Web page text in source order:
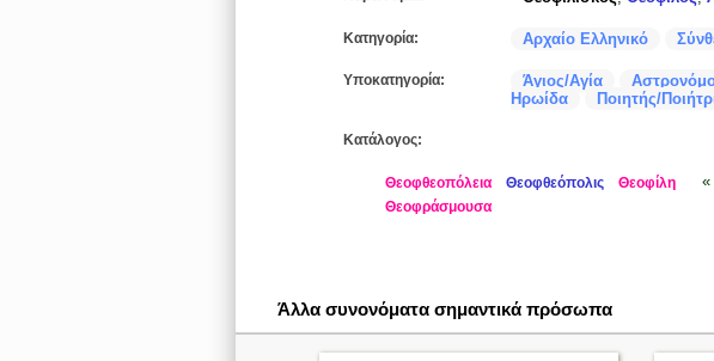
Κατηγορία: Αρχαίο Ελληνικό
Υποκατηγορία: Άγιος/Αγία
Ηρωίδα
Ποιητής/
Κατάλογος:
Θεοφθεοπόλεια Θεοφθεόπολις Θεοφίλη «
Θεοφράσμουσα
Άλλα συνονόματα σημαντικά πρόσωπα